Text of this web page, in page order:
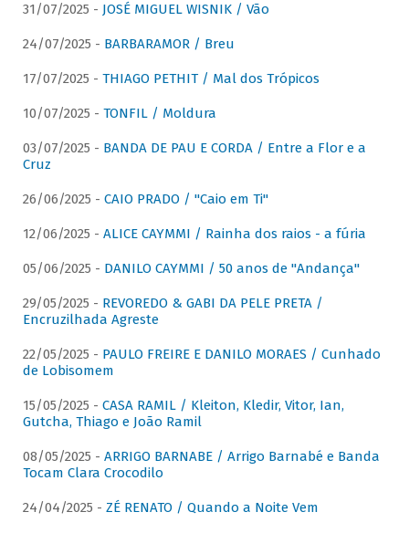
31/07/2025 - JOSÉ MIGUEL WISNIK / Vão
24/07/2025 - BARBARAMOR / Breu
17/07/2025 - THIAGO PETHIT / Mal dos Trópicos
10/07/2025 - TONFIL / Moldura
03/07/2025 - BANDA DE PAU E CORDA / Entre a Flor e a
Cruz
26/06/2025 - CAIO PRADO / "Caio em Ti"
12/06/2025 - ALICE CAYMMI / Rainha dos raios - a fúria
05/06/2025 - DANILO CAYMMI / 50 anos de "Andança"
29/05/2025 - REVOREDO & GABI DA PELE PRETA /
Encruzilhada Agreste
22/05/2025 - PAULO FREIRE E DANILO MORAES / Cunhado
de Lobisomem
15/05/2025 - CASA RAMIL / Kleiton, Kledir, Vitor, Ian,
Gutcha, Thiago e João Ramil
08/05/2025 - ARRIGO BARNABE / Arrigo Barnabé e Banda
Tocam Clara Crocodilo
24/04/2025 - ZÉ RENATO / Quando a Noite Vem